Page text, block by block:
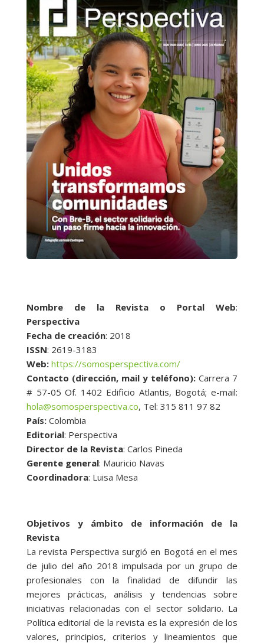
Nombre de la Revista o Portal Web:
Perspectiva
Fecha de creación: 2018
ISSN: 2619-3183
Web: https://somosperspectiva.com/
Contacto (dirección, mail y teléfono):Carrera 7
# 57-05 Of. 1402 Edificio Atlantis, Bogotá; e-mail:
hola@somosperspectiva.co, Tel: 315 811 97 82
País:Colombia
Editorial: Perspectiva
Director de la Revista: Carlos Pineda
Gerente general: Mauricio Navas
Coordinadora: Luisa Mesa
Objetivos y ámbito de información de la
Revista
La revista Perspectiva surgió en Bogotá en el mes
de julio del año 2018 impulsada por un grupo de
profesionales con la finalidad de difundir las
mejores prácticas, análisis y tendencias sobre
iniciativas relacionadas con el sector solidario. La
Política editorial de la revista es la expresión de los
valores, principios, criterios y lineamientos que